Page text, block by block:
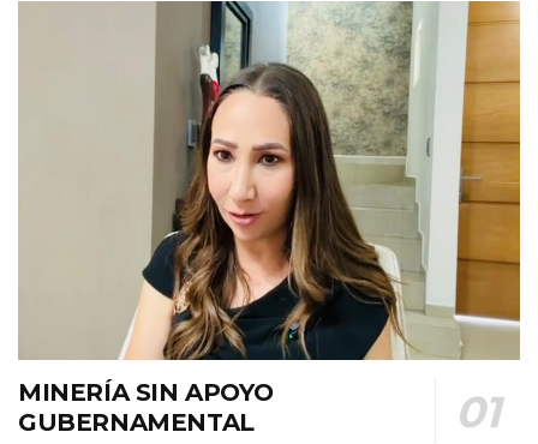
MINERÍA SIN APOYO
GUBERNAMENTAL